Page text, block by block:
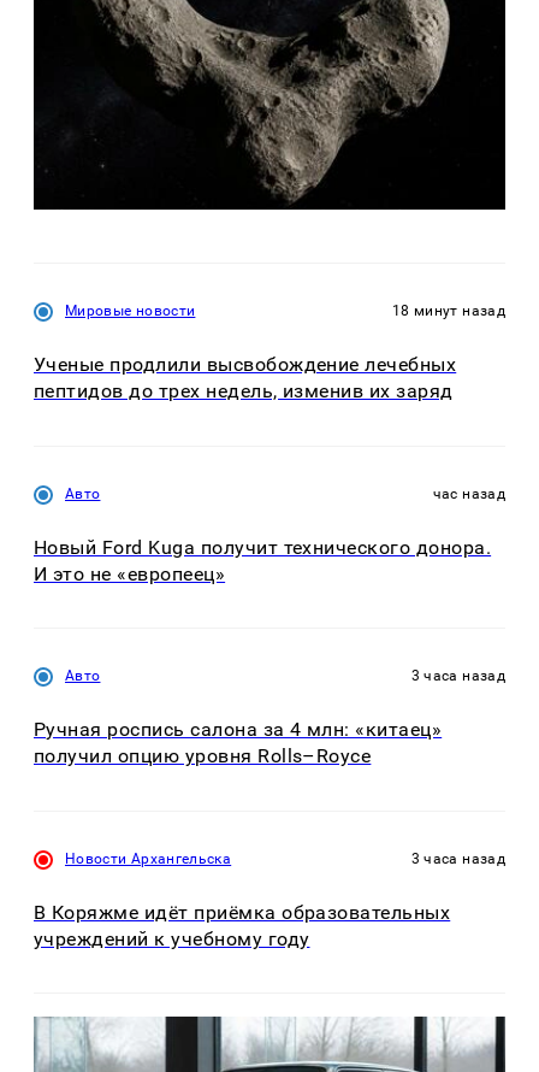
Мировые новости 18 минут назад
Ученые продлили высвобождение лечебных
пептидов до трех недель, изменив их заряд
Авто час назад
Новый Ford Kuga получит технического донора.
И это не «европеец»
Авто 3 часа назад
Ручная роспись салона за 4 млн: «китаец»
получил опцию уровня Rolls–Royce
Новости Архангельска 3 часа назад
В Коряжме идёт приёмка образовательных
учреждений к учебному году